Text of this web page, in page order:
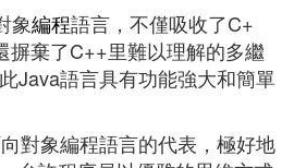
象編程語言，不僅吸收了C+
摒棄了C++里難以理解的多繼
Java語言具有功能強大和簡單
對象編程語言的代表，極好地